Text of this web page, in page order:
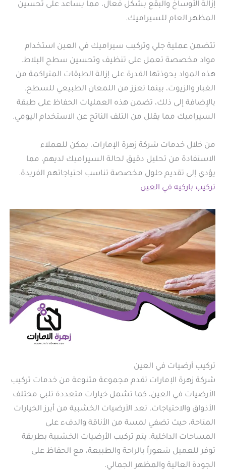
إزالة الأوساخ والبقع بشكل فعال، مما يساعد على تحسين
المظهر العام للسيراميك.
تتضمن عملية جلي وتركيب سيراميك في العين استخدام
مواد مخصصة تعمل على تنظيف وتحسين سطح البلاط.
هذه المواد بحوذتها القدرة على إزالة الطبقات المتراكمة من
الغبار والزيوت، بينما تعزز من اللمعان الطبيعي للسطح.
بالإضافة إلى ذلك، تضمن هذه العمليات الحفاظ على طبقة
السيراميك مما يقلل من التلف الناتج عن الاستخدام اليومي.
من خلال خدمات شركة زهرة الإمارات، يمكن للعملاء
الاستفادة من تحليل دقيق لحالة السيراميك لديهم، مما
يؤدي إلى تقديم حلول مخصصة تناسب احتياجاتهم الفريدة.
تركيب باركيه في العين
تركيب أرضيات في العين
شركة زهرة الإمارات تقدم مجموعة متنوعة من خدمات تركيب
الأرضيات في العين، كما تشمل خيارات متعددة تلبي مختلف
الأذواق والاحتياجات. تعد الأرضيات الخشبية من أبرز الخيارات
المتاحة، حيث تضفي لمسة من الأناقة والدفء على
المساحات الداخلية. يتم تركيب الأرضيات الخشبية بطريقة
توفر للعميل شعوراً بالراحة والطبيعة، مع الحفاظ على
الجودة العالية والمظهر الجمالي.